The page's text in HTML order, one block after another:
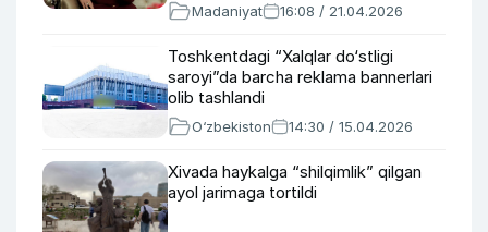
Madaniyat 16:08 / 21.04.2026
Toshkentdagi “Xalqlar do‘stligi
saroyi”da barcha reklama bannerlari
olib tashlandi
O‘zbekiston 14:30 / 15.04.2026
Xivada haykalga “shilqimlik” qilgan
ayol jarimaga tortildi